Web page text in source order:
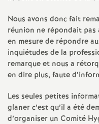
Nous avons donc fait
réunion ne répondait pas
en mesure de répondre
inquiétudes de la
remarque et nous a
en dire plus, faute
Les seules petites
glaner c’est qu’il a été
d’organiser un Comité